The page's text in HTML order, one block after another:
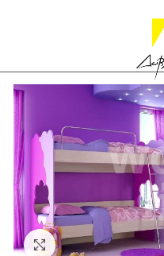
Click to enlarge